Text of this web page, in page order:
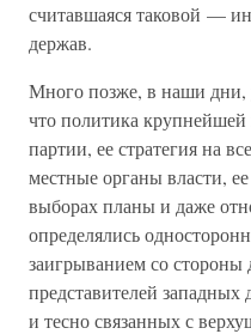
считавшаяся таковой —
держав.
Много позже, в наши дни,
что политика крупнейшей
партии, ее стратегия на
местные органы власти,
выборах планы и даже
определялись
заигрыванием со
представителей
и тесно связанных с